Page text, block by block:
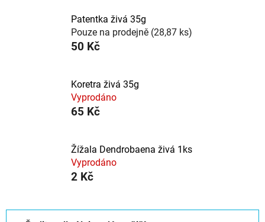
Patentka živá 35g
Pouze na prodejně (28,87 ks)
50 Kč
Koretra živá 35g
Vyprodáno
65 Kč
Žížala Dendrobaena živá 1ks
Vyprodáno
2 Kč
Ř